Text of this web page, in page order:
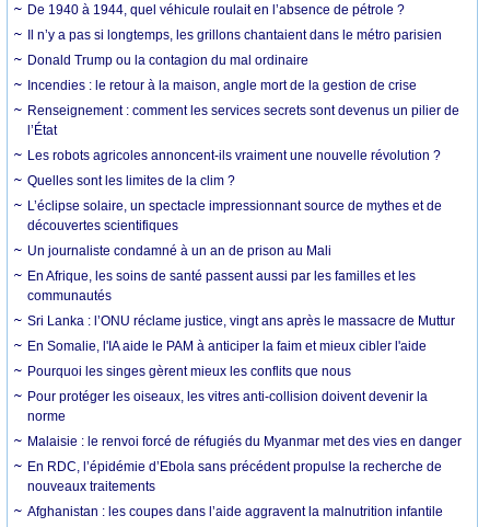
De 1940 à 1944, quel véhicule roulait en l’absence de pétrole ?
Il n’y a pas si longtemps, les grillons chantaient dans le métro parisien
Donald Trump ou la contagion du mal ordinaire
Incendies : le retour à la maison, angle mort de la gestion de crise
Renseignement : comment les services secrets sont devenus un pilier de
l’État
Les robots agricoles annoncent-ils vraiment une nouvelle révolution ?
Quelles sont les limites de la clim ?
L’éclipse solaire, un spectacle impressionnant source de mythes et de
découvertes scientifiques
Un journaliste condamné à un an de prison au Mali
En Afrique, les soins de santé passent aussi par les familles et les
communautés
Sri Lanka : l’ONU réclame justice, vingt ans après le massacre de Muttur
En Somalie, l'IA aide le PAM à anticiper la faim et mieux cibler l'aide
Pourquoi les singes gèrent mieux les conflits que nous
Pour protéger les oiseaux, les vitres anti-collision doivent devenir la
norme
Malaisie : le renvoi forcé de réfugiés du Myanmar met des vies en danger
En RDC, l’épidémie d’Ebola sans précédent propulse la recherche de
nouveaux traitements
Afghanistan : les coupes dans l’aide aggravent la malnutrition infantile